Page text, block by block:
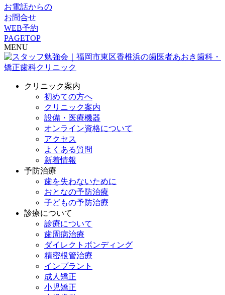
お電話からの
お問合せ
WEB予約
PAGETOP
MENU
クリニック案内
初めての方へ
クリニック案内
設備・医療機器
オンライン資格について
アクセス
よくある質問
新着情報
予防治療
歯を失わないために
おとなの予防治療
子どもの予防治療
診療について
診療について
歯周病治療
ダイレクトボンディング
精密根管治療
インプラント
成人矯正
小児矯正